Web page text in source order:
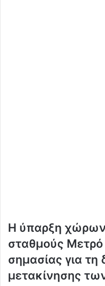
Η ύπαρξη
σταθμούς Μετρό
σημασίας για τη
μετακίνησης